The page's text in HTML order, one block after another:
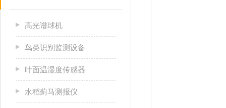
高光谱球机
鸟类识别监测设备
叶面温湿度传感器
水稻蓟马测报仪